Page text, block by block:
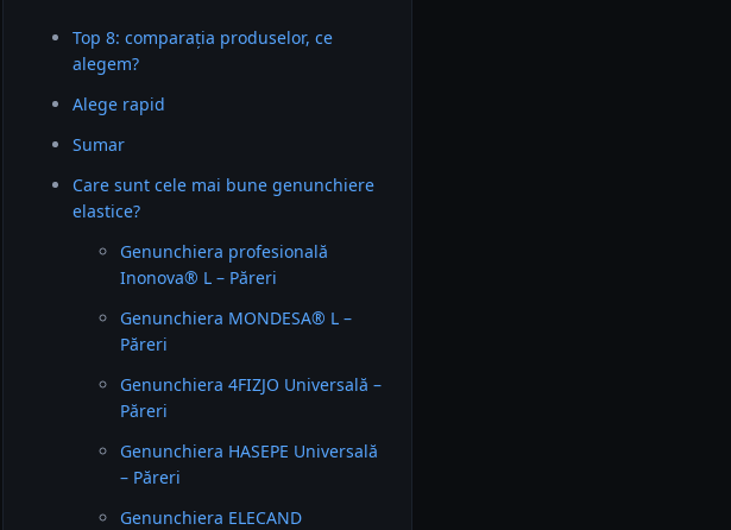
Top 8: comparația produselor, ce
alegem?
Alege rapid
Sumar
Care sunt cele mai bune genunchiere
elastice?
Genunchiera profesională
Inonova® L – Păreri
Genunchiera MONDESA® L –
Păreri
Genunchiera 4FIZJO Universală –
Păreri
Genunchiera HASEPE Universală
– Păreri
Genunchiera ELECAND